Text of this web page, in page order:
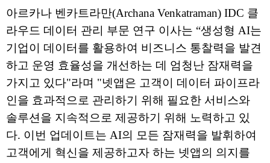
아르카나 벤카트라만(Archana Venkatraman) IDC 클
라우드 데이터 관리 부문 연구 이사는 “생성형 AI는
기업이 데이터를 활용하여 비즈니스 통찰력을 발견
하고 운영 효율성을 개선하는 데 엄청난 잠재력을
가지고 있다"라며 "넷앱은 고객이 데이터 파이프라
인을 효과적으로 관리하기 위해 필요한 서비스와
솔루션을 지속적으로 제공하기 위해 노력하고 있
다. 이번 업데이트는 AI의 모든 잠재력을 발휘하여
고객에게 혁신을 제공하고자 하는 넷앱의 의지를